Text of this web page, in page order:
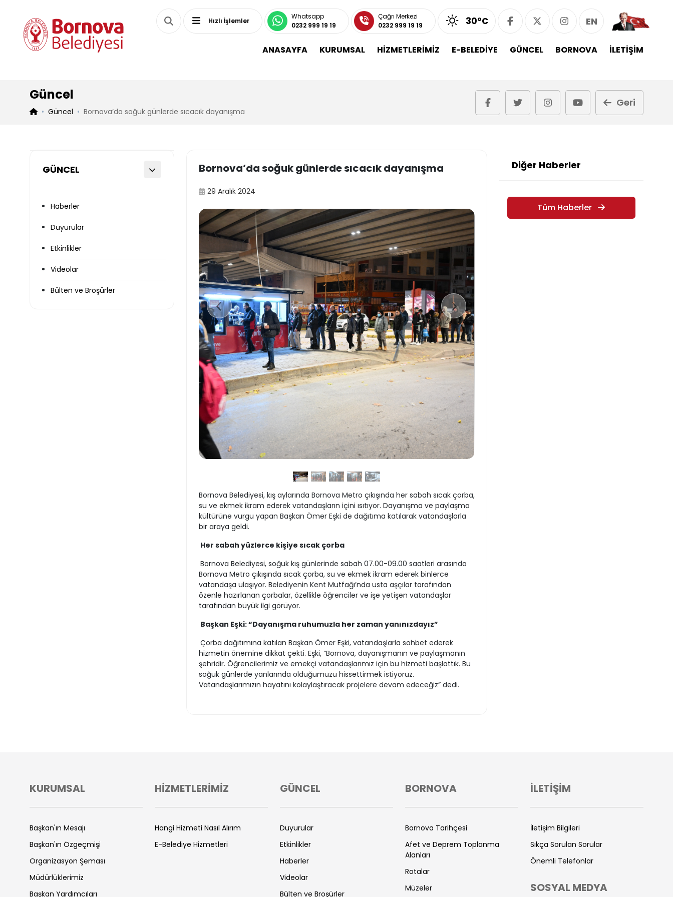
Hızlı İşlemler
Whatsapp
0232 999 19 19
Çağrı Merkezi
0232 999 19 19
30°C EN
ANASAYFA KURUMSAL HİZMETLERİMİZ E-BELEDİYE GÜNCEL BORNOVA İLETİŞİM
Güncel
Güncel Bornova’da soğuk günlerde sıcacık dayanışma
Geri
GÜNCEL
Haberler
Duyurular
Etkinlikler
Videolar
Bülten ve Broşürler
Bornova’da soğuk günlerde sıcacık dayanışma
29 Aralık 2024
Bornova Belediyesi, kış aylarında Bornova Metro çıkışında her sabah sıcak çorba,
su ve ekmek ikram ederek vatandaşların içini ısıtıyor. Dayanışma ve paylaşma
kültürüne vurgu yapan Başkan Ömer Eşki de dağıtıma katılarak vatandaşlarla
bir araya geldi.
Her sabah yüzlerce kişiye sıcak çorba
Bornova Belediyesi, soğuk kış günlerinde sabah 07.00-09.00 saatleri arasında
Bornova Metro çıkışında sıcak çorba, su ve ekmek ikram ederek binlerce
vatandaşa ulaşıyor. Belediyenin Kent Mutfağı’nda usta aşçılar tarafından
özenle hazırlanan çorbalar, özellikle öğrenciler ve işe yetişen vatandaşlar
tarafından büyük ilgi görüyor.
Başkan Eşki: “Dayanışma ruhumuzla her zaman yanınızdayız”
Çorba dağıtımına katılan Başkan Ömer Eşki, vatandaşlarla sohbet ederek
hizmetin önemine dikkat çekti. Eşki, “Bornova, dayanışmanın ve paylaşmanın
şehridir. Öğrencilerimiz ve emekçi vatandaşlarımız için bu hizmeti başlattık. Bu
soğuk günlerde yanlarında olduğumuzu hissettirmek istiyoruz.
Vatandaşlarımızın hayatını kolaylaştıracak projelere devam edeceğiz” dedi.
Diğer Haberler
Tüm Haberler
KURUMSAL
Başkan'ın Mesajı
Başkan'ın Özgeçmişi
Organizasyon Şeması
Müdürlüklerimiz
Başkan Yardımcıları
HİZMETLERİMİZ
Hangi Hizmeti Nasıl Alırım
E-Belediye Hizmetleri
GÜNCEL
Duyurular
Etkinlikler
Haberler
Videolar
Bülten ve Broşürler
BORNOVA
Bornova Tarihçesi
Afet ve Deprem Toplanma
Alanları
Rotalar
Müzeler
İLETİŞİM
İletişim Bilgileri
Sıkça Sorulan Sorular
Önemli Telefonlar
SOSYAL MEDYA